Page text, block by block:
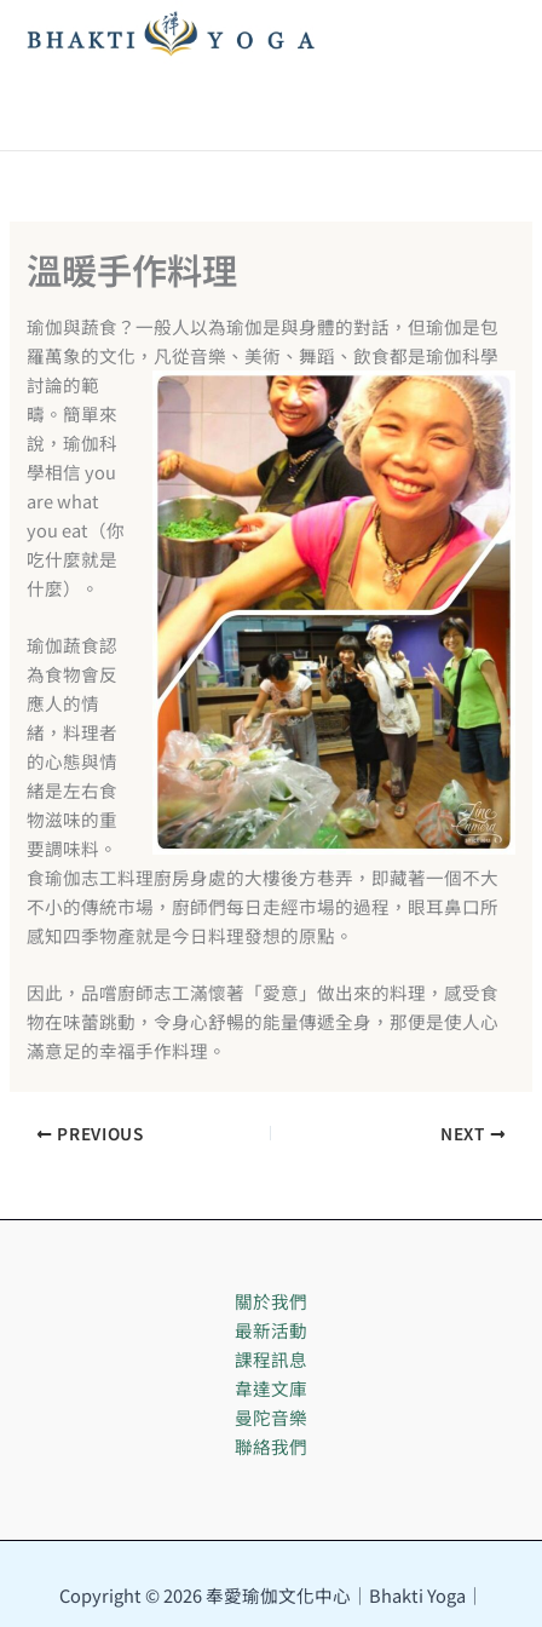
容
溫暖手作料理
瑜伽與蔬食？一般人以為瑜伽是與身體的對話，但瑜伽是包
羅萬象的文化， 凡從音樂、美術、舞蹈、飲食都是瑜伽科學
討論的範
疇。簡單來
說，瑜伽科
學相信 you
are what
you eat（你
吃什麼就是
什麼）。
瑜伽蔬食認
為食物會反
應人的情
緒，料理者
的心態與情
緒是左右食
物滋味的重
要調味料。
食瑜伽志工料理廚房身處的大樓後方巷弄，即藏著一個不大
不小的傳統市場，廚師們每日走經市場的過程，眼耳鼻口所
感知四季物產就是今日料理發想的原點。
因此，品嚐廚師志工滿懷著「愛意」做出來的料理，感受食
物在味蕾跳動，令身心舒暢的能量傳遞全身，那便是使人心
滿意足的幸福手作料理。
PREVIOUS NEXT
關於我們
最新活動
課程訊息
韋達文庫
曼陀音樂
聯絡我們
Copyright © 2026 奉愛瑜伽文化中心｜Bhakti Yoga｜